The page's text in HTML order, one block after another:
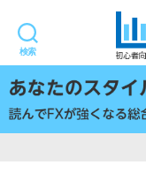
検索